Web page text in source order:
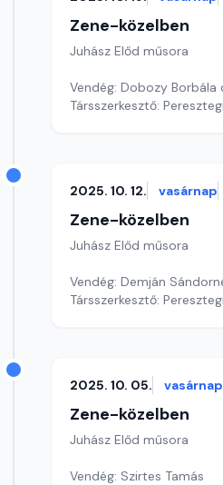
Zene-közelben
Juhász Előd műsora
Vendég: Dobozy Borbála
Társszerkesztő:
2025. 10. 12. vasárnap
Zene-közelben
Juhász Előd műsora
Vendég: Demján
Társszerkesztő:
2025. 10. 05. vasárnap
Zene-közelben
Juhász Előd műsora
Vendég: Szirtes Tamás